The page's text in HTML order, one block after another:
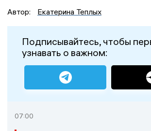
Автор:
Екатерина Теплых
Подписывайтесь, чтобы
узнавать о важном:
07:00